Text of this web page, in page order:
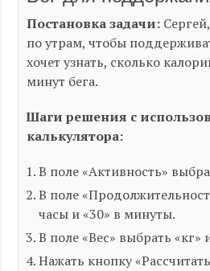
Постановка задачи:
по утрам, чтобы
хочет узнать, сколько
минут бега.
Шаги решения с
калькулятора:
В поле «Активность»
В поле
часы и «30» в минуты.
В поле «Вес» выбрать «кг»
Нажать кнопку